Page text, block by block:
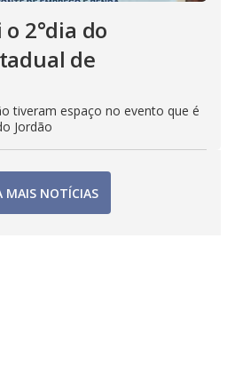
2°dia do
de
tiveram espaço no evento que é
Jordão
MAIS NOTÍCIAS